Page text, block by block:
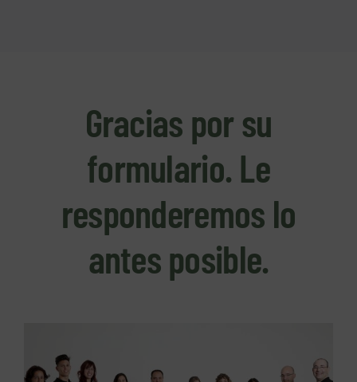
Gracias por su
formulario. Le
responderemos lo
antes posible.